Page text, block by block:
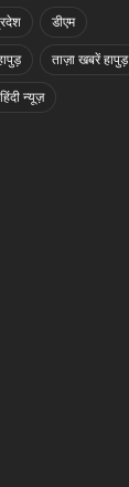
डीएम
ताज़ा खबरें हापुड़
हिंदी न्यूज़